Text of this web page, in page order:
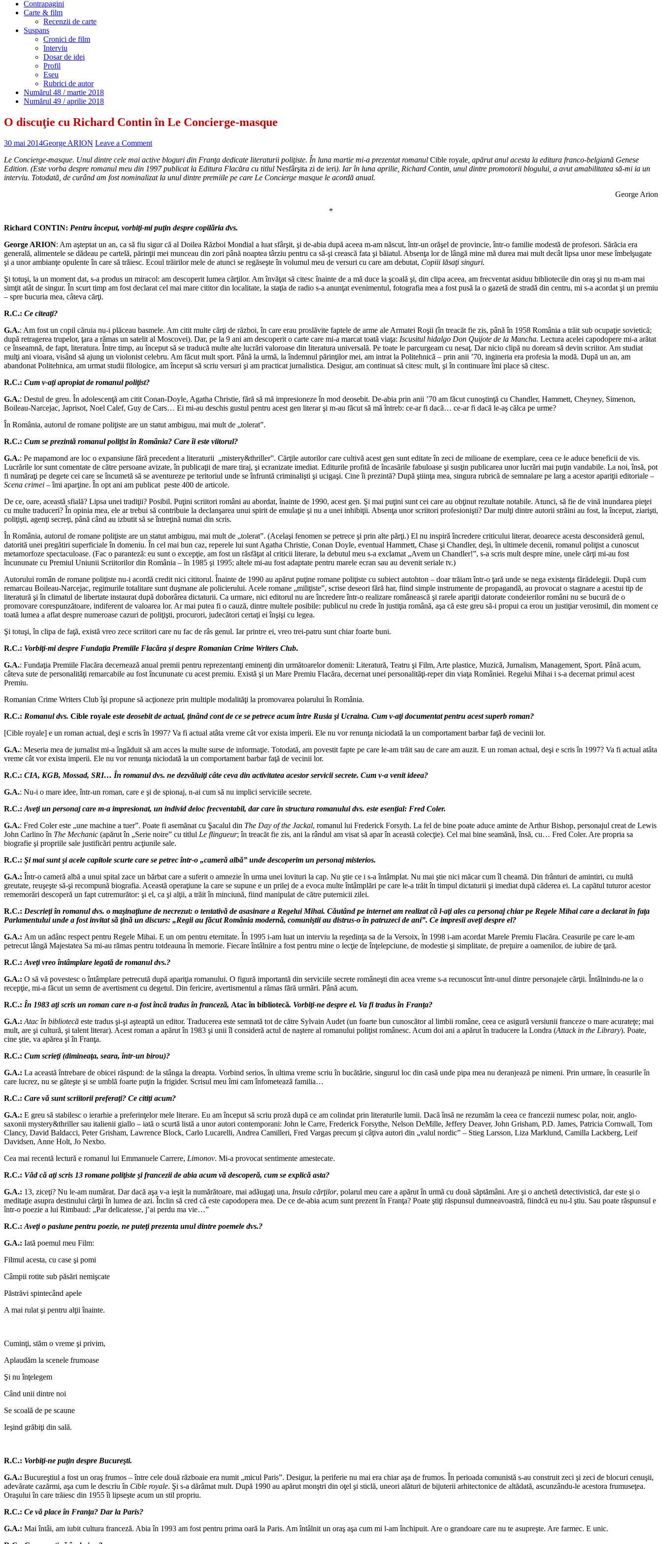
Contrapagini
Carte & film
Recenzii de carte
Suspans
Cronici de film
Interviu
Dosar de idei
Profil
Eseu
Rubrici de autor
Numărul 48 / martie 2018
Numărul 49 / aprilie 2018
O discuţie cu Richard Contin în Le Concierge-masque
30 mai 2014George ARION Leave a Comment
Le Concierge-masque. Unul dintre cele mai active bloguri din Franţa dedicate literaturii poliţiste. În luna martie mi-a prezentat romanul Cible royale , apărut anul acesta la editura franco-belgiană Genese
Edition. (Este vorba despre romanul meu din 1997 publicat la Editura Flacăra cu titlul Nesfârşita zi de ieri). Iar în luna aprilie, Richard Contin, unul dintre promotorii blogului, a avut amabilitatea să-mi ia un
interviu. Totodată, de curând am fost nominalizat la unul dintre premiile pe care Le Concierge masque le acordă anual.
George Arion
*
Richard CONTIN: Pentru început, vorbiţi-mi puţin despre copilăria dvs.
George ARION: Am aşteptat un an, ca să fiu sigur că al Doilea Război Mondial a luat sfârşit, şi de-abia după aceea m-am născut, într-un orăşel de provincie, într-o familie modestă de profesori. Sărăcia era
generală, alimentele se dădeau pe cartelă, părinţii mei munceau din zori până noaptea târziu pentru ca să-şi crească fata şi băiatul. Absenţa lor de lângă mine mă durea mai mult decât lipsa unor mese îmbelşugate
şi a unor ambianţe opulente în care să trăiesc. Ecoul trăirilor mele de atunci se regăseşte în volumul meu de versuri cu care am debutat, Copiii lăsaţi singuri.
Şi totuşi, la un moment dat, s-a produs un miracol: am descoperit lumea cărţilor. Am învăţat să citesc înainte de a mă duce la şcoală şi, din clipa aceea, am frecventat asiduu bibliotecile din oraş şi nu m-am mai
simţit atât de singur. În scurt timp am fost declarat cel mai mare cititor din localitate, la staţia de radio s-a anunţat evenimentul, fotografia mea a fost pusă la o gazetă de stradă din centru, mi s-a acordat şi un premiu
– spre bucuria mea, câteva cărţi.
R.C.: Ce citeaţi?
G.A.: Am fost un copil căruia nu-i plăceau basmele. Am citit multe cărţi de război, în care erau proslăvite faptele de arme ale Armatei Roşii (în treacăt fie zis, până în 1958 România a trăit sub ocupaţie sovietică;
după retragerea trupelor, ţara a rămas un satelit al Moscovei). Dar, pe la 9 ani am descoperit o carte care mi-a marcat toată viaţa: Iscusitul hidalgo Don Quijote de la Mancha. Lectura acelei capodopere mi-a arătat
ce înseamnă, de fapt, literatura. Între timp, au început să se traducă multe alte lucrări valoroase din literatura universală. Pe toate le parcurgeam cu nesaţ. Dar nicio clipă nu doream să devin scriitor. Am studiat
mulţi ani vioara, visând să ajung un violonist celebru. Am făcut mult sport. Până la urmă, la îndemnul părinţilor mei, am intrat la Politehnică – prin anii ’70, ingineria era profesia la modă. După un an, am
abandonat Politehnica, am urmat studii filologice, am început să scriu versuri şi am practicat jurnalistica. Desigur, am continuat să citesc mult, şi în continuare îmi place să citesc.
R.C.: Cum v-aţi apropiat de romanul poliţist?
G.A.: Destul de greu. În adolescenţă am citit Conan-Doyle, Agatha Christie, fără să mă impresioneze în mod deosebit. De-abia prin anii ’70 am făcut cunoştinţă cu Chandler, Hammett, Cheyney, Simenon,
Boileau-Narcejac, Japrisot, Noel Calef, Guy de Cars… Ei mi-au deschis gustul pentru acest gen literar şi m-au făcut să mă întreb: ce-ar fi dacă… ce-ar fi dacă le-aş călca pe urme?
În România, autorul de romane poliţiste are un statut ambiguu, mai mult de „tolerat”.
R.C.: Cum se prezintă romanul poliţist în România? Care îi este viitorul?
G.A.: Pe mapamond are loc o expansiune fără precedent a literaturii „mistery&thriller”. Cărţile autorilor care cultivă acest gen sunt editate în zeci de milioane de exemplare, ceea ce le aduce beneficii de vis.
Lucrările lor sunt comentate de către persoane avizate, în publicaţii de mare tiraj, şi ecranizate imediat. Editurile profită de încasările fabuloase şi susţin publicarea unor lucrări mai puţin vandabile. La noi, însă, pot
fi număraţi pe degete cei care se încumetă să se aventureze pe teritoriul unde se înfruntă criminalişti şi ucigaşi. Cine îi prezintă? După ştiinţa mea, singura rubrică de semnalare pe larg a acestor apariţii editoriale –
Scena crimei – îmi aparţine. În opt ani am publicat peste 400 de articole.
De ce, oare, această sfială? Lipsa unei tradiţii? Posibil. Puţini scriitori români au abordat, înainte de 1990, acest gen. Şi mai puţini sunt cei care au obţinut rezultate notabile. Atunci, să fie de vină inundarea pieţei
cu multe traduceri? În opinia mea, ele ar trebui să contribuie la declanşarea unui spirit de emulaţie şi nu a unei inhibiţii. Absenţa unor scriitori profesionişti? Dar mulţi dintre autorii străini au fost, la început, ziarişti,
poliţişti, agenţi secreţi, până când au izbutit să se întreţină numai din scris.
În România, autorul de romane poliţiste are un statut ambiguu, mai mult de „tolerat”. (Acelaşi fenomen se petrece şi prin alte părţi.) El nu inspiră încredere criticului literar, deoarece acesta desconsideră genul,
datorită unei pregătiri superficiale în domeniu. În cel mai bun caz, reperele lui sunt Agatha Christie, Conan Doyle, eventual Hammett, Chase şi Chandler, deşi, în ultimele decenii, romanul poliţist a cunoscut
metamorfoze spectaculoase. (Fac o paranteză: eu sunt o excepţie, am fost un răsfăţat al criticii literare, la debutul meu s-a exclamat „Avem un Chandler!”, s-a scris mult despre mine, unele cărţi mi-au fost
încununate cu Premiul Uniunii Scriitorilor din România – în 1985 şi 1995; altele mi-au fost adaptate pentru marele ecran sau au devenit seriale tv.)
Autorului român de romane poliţiste nu-i acordă credit nici cititorul. Înainte de 1990 au apărut puţine romane poliţiste cu subiect autohton – doar trăiam într-o ţară unde se nega existenţa fărădelegii. După cum
remarcau Boileau-Narcejac, regimurile totalitare sunt duşmane ale policierului. Acele romane „miliţiste”, scrise deseori fără har, fiind simple instrumente de propagandă, au provocat o stagnare a acestui tip de
literatură şi în climatul de libertate instaurat după doborârea dictaturii. Ca urmare, nici editorul nu are încredere într-o realizare românească şi rarele apariţii datorate condeierilor români nu se bucură de o
promovare corespunzătoare, indiferent de valoarea lor. Ar mai putea fi o cauză, dintre multele posibile: publicul nu crede în justiţia română, aşa că este greu să-i propui ca erou un justiţiar verosimil, din moment ce
toată lumea a aflat despre numeroase cazuri de poliţişti, procurori, judecători certaţi ei înşişi cu legea.
Şi totuşi, în clipa de faţă, există vreo zece scriitori care nu fac de râs genul. Iar printre ei, vreo trei-patru sunt chiar foarte buni.
R.C.: Vorbiţi-mi despre Fundaţia Premiile Flacăra şi despre Romanian Crime Writers Club.
G.A.: Fundaţia Premiile Flacăra decernează anual premii pentru reprezentanţi eminenţi din următoarelor domenii: Literatură, Teatru şi Film, Arte plastice, Muzică, Jurnalism, Management, Sport. Până acum,
câteva sute de personalităţi remarcabile au fost încununate cu acest premiu. Există şi un Mare Premiu Flacăra, decernat unei personalităţi-reper din viaţa României. Regelui Mihai i s-a decernat primul acest
Premiu.
Romanian Crime Writers Club îşi propune să acţioneze prin multiple modalităţi la promovarea polarului în România.
R.C.: Romanul dvs. Cible royale este deosebit de actual, ţinând cont de ce se petrece acum între Rusia şi Ucraina. Cum v-aţi documentat pentru acest superb roman?
[Cible royale] e un roman actual, deşi e scris în 1997? Va fi actual atâta vreme cât vor exista imperii. Ele nu vor renunţa niciodată la un comportament barbar faţă de vecinii lor.
G.A.: Meseria mea de jurnalist mi-a îngăduit să am acces la multe surse de informaţie. Totodată, am povestit fapte pe care le-am trăit sau de care am auzit. E un roman actual, deşi e scris în 1997? Va fi actual atâta
vreme cât vor exista imperii. Ele nu vor renunţa niciodată la un comportament barbar faţă de vecinii lor.
R.C.: CIA, KGB, Mossad, SRI… În romanul dvs. ne dezvăluiţi câte ceva din activitatea acestor servicii secrete. Cum v-a venit ideea?
G.A.: Nu-i o mare idee, într-un roman, care e şi de spionaj, n-ai cum să nu implici serviciile secrete.
R.C.: Aveţi un personaj care m-a impresionat, un individ deloc frecventabil, dar care în structura romanului dvs. este esenţial: Fred Coler.
G.A.: Fred Coler este „une machine a tuer”. Poate fi asemănat cu Şacalul din The Day of the Jackal, romanul lui Frederick Forsyth. La fel de bine poate aduce aminte de Arthur Bishop, personajul creat de Lewis
John Carlino în The Mechanic (apărut în „Serie noire” cu titlul Le flingueur; în treacăt fie zis, ani la rândul am visat să apar în această colecţie). Cel mai bine seamănă, însă, cu… Fred Coler. Are propria sa
biografie şi propriile sale justificări pentru acţiunile sale.
R.C.: Şi mai sunt şi acele capitole scurte care se petrec într-o „cameră albă” unde descoperim un personaj misterios.
G.A.: Într-o cameră albă a unui spital zace un bărbat care a suferit o amnezie în urma unei lovituri la cap. Nu ştie ce i s-a întâmplat. Nu mai ştie nici măcar cum îl cheamă. Din frânturi de amintiri, cu multă
greutate, reuşeşte să-şi recompună biografia. Această operaţiune la care se supune e un prilej de a evoca multe întâmplări pe care le-a trăit în timpul dictaturii şi imediat după căderea ei. La capătul tuturor acestor
rememorări descoperă un fapt cutremurător: şi el, ca şi alţii, a trăit în minciună, fiind manipulat de către puternicii zilei.
R.C.: Descrieţi în romanul dvs. o maşinaţiune de necrezut: o tentativă de asasinare a Regelui Mihai. Căutând pe internet am realizat că l-aţi ales ca personaj chiar pe Regele Mihai care a declarat în faţa
Parlamentului unde a fost invitat să ţină un discurs: „Regii au făcut România modernă, comuniştii au distrus-o în patruzeci de ani”. Ce impresii aveţi despre el?
G.A.: Am un adânc respect pentru Regele Mihai. E un om pentru eternitate. În 1995 i-am luat un interviu la reşedinţa sa de la Versoix, în 1998 i-am acordat Marele Premiu Flacăra. Ceasurile pe care le-am
petrecut lângă Majestatea Sa mi-au rămas pentru totdeauna în memorie. Fiecare întâlnire a fost pentru mine o lecţie de înţelepciune, de modestie şi simplitate, de preţuire a oamenilor, de iubire de ţară.
R.C.: Aveţi vreo întâmplare legată de romanul dvs.?
G.A.: O să vă povestesc o întâmplare petrecută după apariţia romanului. O figură importantă din serviciile secrete româneşti din acea vreme s-a recunoscut într-unul dintre personajele cărţii. Întâlnindu-ne la o
recepţie, mi-a făcut un semn de avertisment cu degetul. Din fericire, avertismentul a rămas fără urmări. Până acum.
R.C.: În 1983 aţi scris un roman care n-a fost încă tradus în franceză, Atac în bibliotecă. Vorbiţi-ne despre el. Va fi tradus în Franţa?
G.A.: Atac în bibliotecă este tradus şi-şi aşteaptă un editor. Traducerea este semnată tot de către Sylvain Audet (un foarte bun cunoscător al limbii române, ceea ce asigură versiunii franceze o mare acurateţe; mai
mult, are şi cultură, şi talent literar). Acest roman a apărut în 1983 şi unii îl consideră actul de naştere al romanului poliţist românesc. Acum doi ani a apărut în traducere la Londra (Attack in the Library). Poate,
cine ştie, va apărea şi în Franţa.
R.C.: Cum scrieţi (dimineaţa, seara, într-un birou)?
G.A.: La această întrebare de obicei răspund: de la stânga la dreapta. Vorbind serios, în ultima vreme scriu în bucătărie, singurul loc din casă unde pipa mea nu deranjează pe nimeni. Prin urmare, în ceasurile în
care lucrez, nu se găteşte şi se umblă foarte puţin la frigider. Scrisul meu îmi cam înfometează familia…
R.C.: Care vă sunt scriitorii preferaţi? Ce citiţi acum?
G.A.: E greu să stabilesc o ierarhie a preferinţelor mele literare. Eu am început să scriu proză după ce am colindat prin literaturile lumii. Dacă însă ne rezumăm la ceea ce francezii numesc polar, noir, anglo-
saxonii mystery&thriller sau italienii giallo – iată o scurtă listă a unor autori contemporani: John le Carre, Frederick Forsythe, Nelson DeMille, Jeffery Deaver, John Grisham, P.D. James, Patricia Cornwall, Tom
Clancy, David Baldacci, Peter Grisham, Lawrence Block, Carlo Lucarelli, Andrea Camilleri, Fred Vargas precum şi câţiva autori din „valul nordic” – Stieg Larsson, Liza Marklund, Camilla Lackberg, Leif
Davidsen, Anne Holt, Jo Nexbo.
Cea mai recentă lectură e romanul lui Emmanuele Carrere, Limonov. Mi-a provocat sentimente amestecate.
R.C.: Văd că aţi scris 13 romane poliţiste şi francezii de abia acum vă descoperă, cum se explică asta?
G.A.: 13, ziceţi? Nu le-am numărat. Dar dacă aşa v-a ieşit la numărătoare, mai adăugaţi una, Insula cărţilor, polarul meu care a apărut în urmă cu două săptămâni. Are şi o anchetă detectivistică, dar este şi o
meditaţie asupra destinului cărţii în lumea de azi. Înclin să cred că este capodopera mea. De ce de-abia acum sunt prezent în Franţa? Poate ştiţi răspunsul dumneavoastră, fiindcă eu nu-l ştiu. Sau poate răspunsul e
într-o poezie a lui Rimbaud: „Par delicatesse, j’ai perdu ma vie…”
R.C.: Aveţi o pasiune pentru poezie, ne puteţi prezenta unul dintre poemele dvs.?
G.A.: Iată poemul meu Film:
Filmul acesta, cu case şi pomi
Câmpii rotite sub păsări nemişcate
Păstrăvi spintecând apele
A mai rulat şi pentru alţii înainte.
Cuminţi, stăm o vreme şi privim,
Aplaudăm la scenele frumoase
Şi nu înţelegem
Când unii dintre noi
Se scoală de pe scaune
Ieşind grăbiţi din sală.
R.C.: Vorbiţi-ne puţin despre Bucureşti.
G.A.: Bucureştiul a fost un oraş frumos – între cele două războaie era numit „micul Paris”. Desigur, la periferie nu mai era chiar aşa de frumos. În perioada comunistă s-au construit zeci şi zeci de blocuri cenuşii,
adevărate cazărmi, aşa cum le descriu în Cible royale. Şi s-a dărâmat mult. După 1990 au apărut monştri din oţel şi sticlă, uneori alături de bijuterii arhitectonice de altădată, ascunzându-le acestora frumuseţea.
Oraşului în care trăiesc din 1955 îi lipseşte acum un stil propriu.
R.C.: Ce vă place în Franţa? Dar la Paris?
G.A.: Mai întâi, am iubit cultura franceză. Abia în 1993 am fost pentru prima oară la Paris. Am întâlnit un oraş aşa cum mi l-am închipuit. Are o grandoare care nu te asupreşte. Are farmec. E unic.